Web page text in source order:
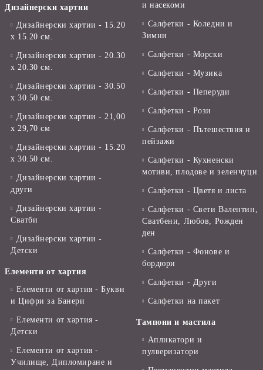
Дизайнерски хартии
Дизайнерски хартии - 15.20
х 15.20 см.
Дизайнерски хартии - 20.30
х 20.30 см.
Дизайнерски хартии - 30.50
х 30.50 см.
Дизайнерски хартии - 21,00
х 29,70 см
Дизайнерски хартии - 15.20
x 30.50 см.
Дизайнерски хартии -
други
Дизайнерски хартии -
Сватби
Дизайнерски хартии -
Детски
Елементи от хартия
Елементи от хартия - Букви
и Цифри за Банери
Елементи от хартия -
Детски
Елементи от хартия -
Училище, Дипломиране и
и насекоми
Салфетки - Коледни и
Зимни
Салфетки - Морски
Салфетки - Музика
Салфетки - Пеперуди
Салфетки - Рози
Салфетки - Пътешествия и
пейзажи
Салфетки - Кухненски
мотиви, плодове и зеленчуци
Салфетки - Цветя и листа
Салфетки - Свети Валентин,
Сватбени, Любов, Рожден
ден
Салфетки - Фонове и
бордюри
Салфетки - Други
Салфетки на пакет
Тампони и мастила
Апликатори и
пулверизатори